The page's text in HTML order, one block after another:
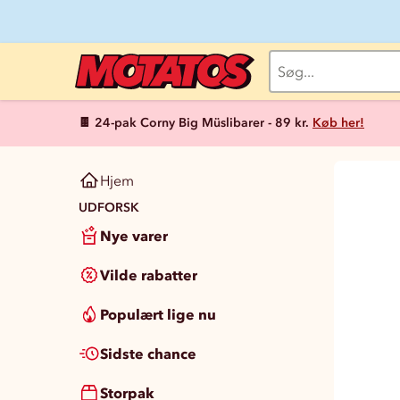
🍫 24-pak Corny Big Müslibarer - 89 kr. Køb her!
Hjem
UDFORSK
Nye varer
Vilde rabatter
Populært lige nu
Sidste chance
Storpak